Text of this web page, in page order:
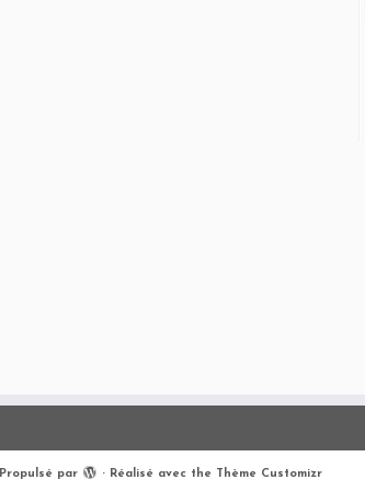
Propulsé par · Réalisé avec the Thème Customizr